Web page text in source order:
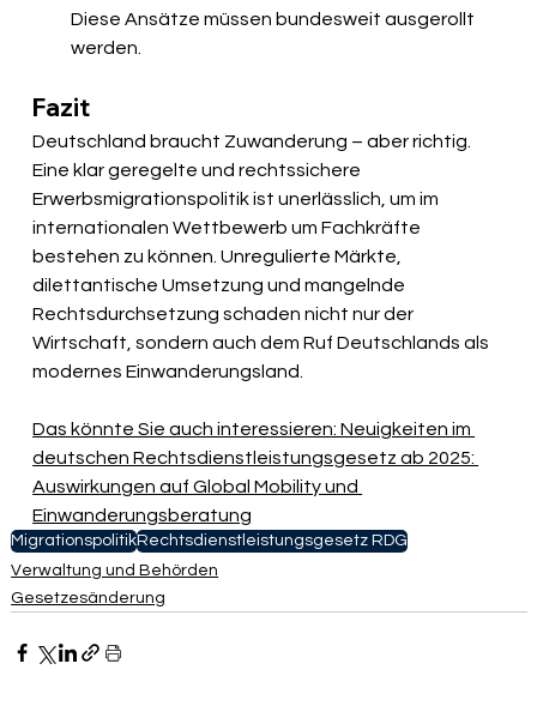
Diese Ansätze müssen bundesweit ausgerollt
werden.
Fazit
Deutschland braucht Zuwanderung – aber richtig.
Eine klar geregelte und rechtssichere
Erwerbsmigrationspolitik ist unerlässlich, um im
internationalen Wettbewerb um Fachkräfte
bestehen zu können. Unregulierte Märkte,
dilettantische Umsetzung und mangelnde
Rechtsdurchsetzung schaden nicht nur der
Wirtschaft, sondern auch dem Ruf Deutschlands als
modernes Einwanderungsland.
Das könnte Sie auch interessieren: Neuigkeiten im
deutschen Rechtsdienstleistungsgesetz ab 2025:
Auswirkungen auf Global Mobility und
Einwanderungsberatung
MigrationspolitikRechtsdienstleistungsgesetz RDG
Verwaltung und Behörden
Gesetzesänderung